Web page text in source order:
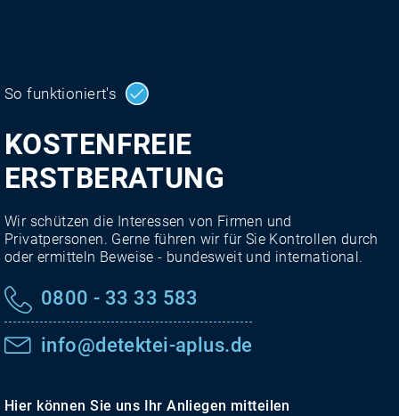
So funktioniert's
KOSTENFREIE
ERSTBERATUNG
Wir schützen die Interessen von Firmen und
Privatpersonen. Gerne führen wir für Sie Kontrollen durch
oder ermitteln Beweise - bundesweit und international.
0800 - 33 33 583
info@detektei-aplus.de
Hier können Sie uns Ihr Anliegen mitteilen